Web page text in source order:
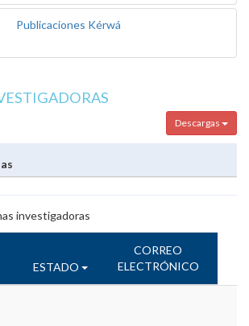
Publicaciones Kérwá
Descargas
investigadoras
ESTADO
CORREO
ELECTRÓNICO